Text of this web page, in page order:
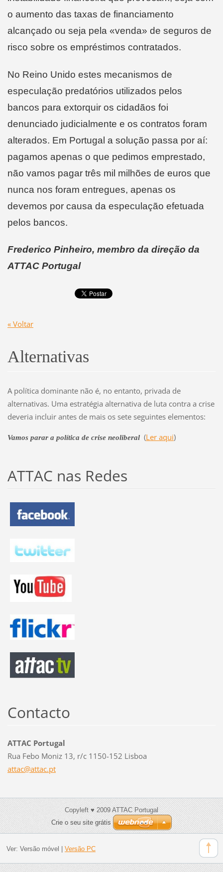
o aumento das taxas de financiamento
alcançado ou seja pela «venda» de seguros de
risco sobre os empréstimos contratados.
No Reino Unido estes mecanismos de
especulação predatórios utilizados pelos
bancos para extorquir os cidadãos foi
denunciado judicialmente e os contratos foram
alterados. Em Portugal a solução passa por aí:
pagamos apenas o que pedimos emprestado,
não vamos pagar três mil milhões de euros que
nunca nos foram entregues, apenas os
devemos por causa da especulação efetuada
pelos bancos.
Frederico Pinheiro, membro da direção da
ATTAC Portugal
« Voltar
Alternativas
A política dominante não é, no entanto, privada de
alternativas. Uma estratégia alternativa de luta contra a crise
deveria incluir antes de mais os sete seguintes elementos:
Vamos parar a política de crise neoliberal (Ler aqui)
ATTAC nas Redes
Contacto
ATTAC Portugal
Rua Febo Moniz 13, r/c 1150-152 Lisboa
attac@attac.pt
Copyleft ♥ 2009 ATTAC Portugal
Crie o seu site grátis
Ver: Versão móvel Versão PC